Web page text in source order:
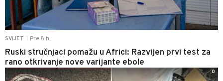
SVIJET Pre 8 h
Ruski stručnjaci pomažu u Africi: Razvijen prvi test za
rano otkrivanje nove varijante ebole
0